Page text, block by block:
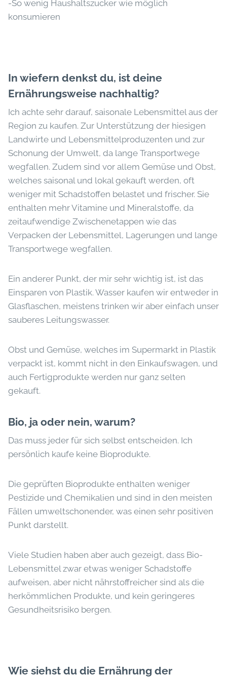
-So wenig Haushaltszucker wie möglich
konsumieren
In wiefern denkst du, ist deine
Ernährungsweise nachhaltig?
Ich achte sehr darauf, saisonale Lebensmittel aus der
Region zu kaufen. Zur Unterstützung der hiesigen
Landwirte und Lebensmittelproduzenten und zur
Schonung der Umwelt, da lange Transportwege
wegfallen. Zudem sind vor allem Gemüse und Obst,
welches saisonal und lokal gekauft werden, oft
weniger mit Schadstoffen belastet und frischer. Sie
enthalten mehr Vitamine und Mineralstoffe, da
zeitaufwendige Zwischenetappen wie das
Verpacken der Lebensmittel, Lagerungen und lange
Transportwege wegfallen.
Ein anderer Punkt, der mir sehr wichtig ist, ist das
Einsparen von Plastik. Wasser kaufen wir entweder in
Glasflaschen, meistens trinken wir aber einfach unser
sauberes Leitungswasser.
Obst und Gemüse, welches im Supermarkt in Plastik
verpackt ist, kommt nicht in den Einkaufswagen, und
auch Fertigprodukte werden nur ganz selten
gekauft.
Bio, ja oder nein, warum?
Das muss jeder für sich selbst entscheiden. Ich
persönlich kaufe keine Bioprodukte.
Die geprüften Bioprodukte enthalten weniger
Pestizide und Chemikalien und sind in den meisten
Fällen umweltschonender, was einen sehr positiven
Punkt darstellt.
Viele Studien haben aber auch gezeigt, dass Bio-
Lebensmittel zwar etwas weniger Schadstoffe
aufweisen, aber nicht nährstoffreicher sind als die
herkömmlichen Produkte, und kein geringeres
Gesundheitsrisiko bergen.
Wie siehst du die Ernährung der